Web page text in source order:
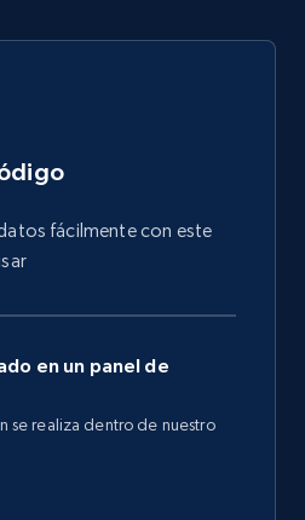
fácilmente con este
en un panel de
se realiza dentro de nuestro